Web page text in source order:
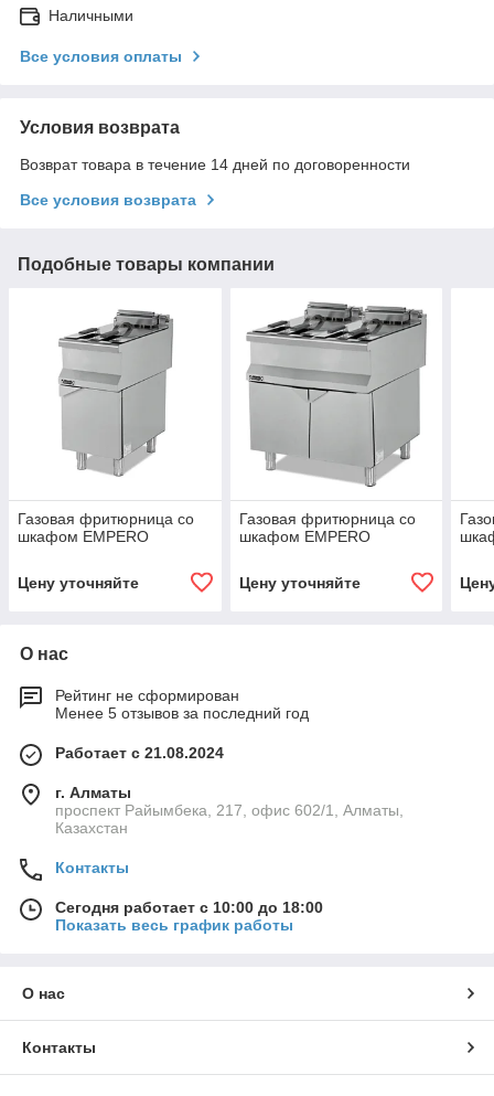
Наличными
Все условия оплаты
Условия возврата
Возврат товара в течение 14 дней по договоренности
Все условия возврата
Подобные товары компании
Газовая фритюрница со
шкафом EMPERO
Цену уточняйте
Газовая фритюрница со
шкафом EMPERO
Цену уточняйте
О нас
Рейтинг не сформирован
Менее 5 отзывов за последний год
Работает с 21.08.2024
г. Алматы
проспект Райымбека, 217, офис 602/1, Алматы,
Казахстан
Контакты
Сегодня работает с 10:00 до 18:00
Показать весь график работы
О нас
Контакты